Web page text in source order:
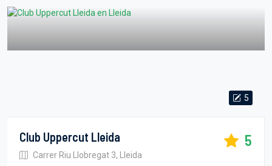
5
Club Uppercut Lleida
Carrer Riu Llobregat 3, Lleida
5